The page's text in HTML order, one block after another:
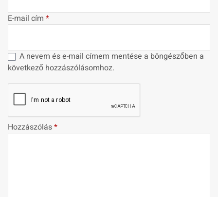
E-mail cím *
A nevem és e-mail címem mentése a böngészőben a
következő hozzászólásomhoz.
Hozzászólás*